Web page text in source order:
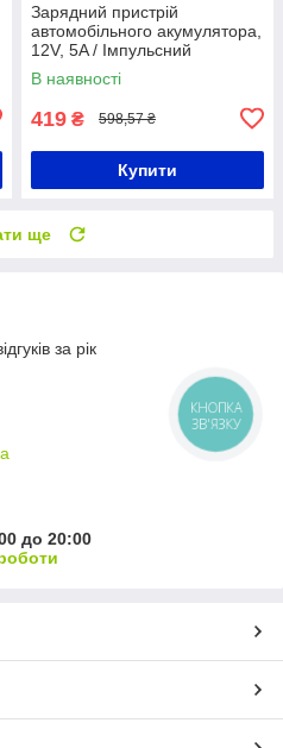
Зарядний пристрій
автомобільного акумулятора,
12V, 5A / Імпульсний
автоматичний зарядний
пристрій
В наявності
419 ₴ 598,57 ₴
Купити
ще
за рік
до 20:00
КНОПКА
ЗВ'ЯЗКУ